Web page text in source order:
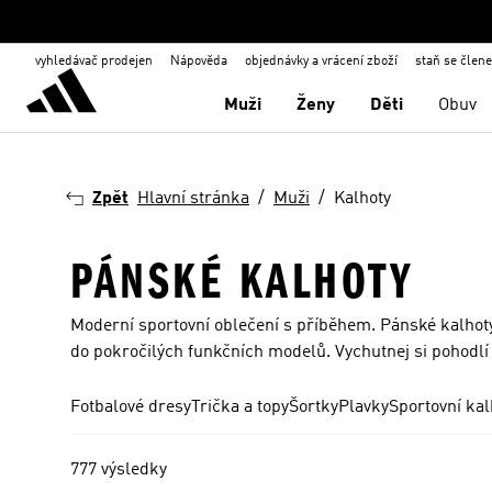
vyhledávač prodejen Nápověda objednávky a vrácení zboží staň se
Muži Ženy Děti Obuv
Zpět Hlavní stránka Muži Kalhoty
PÁNSKÉ KALHOTY
Moderní sportovní oblečení s příběhem. Pánské
do pokročilých funkčních modelů. Vychutnej si
Fotbalové dresy Trička a topyŠortkyPlavkySportovní
777 výsledky